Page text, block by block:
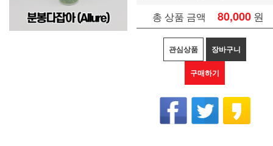
총 상품 금액 80,000 원
관심상품 장바구니
구매하기